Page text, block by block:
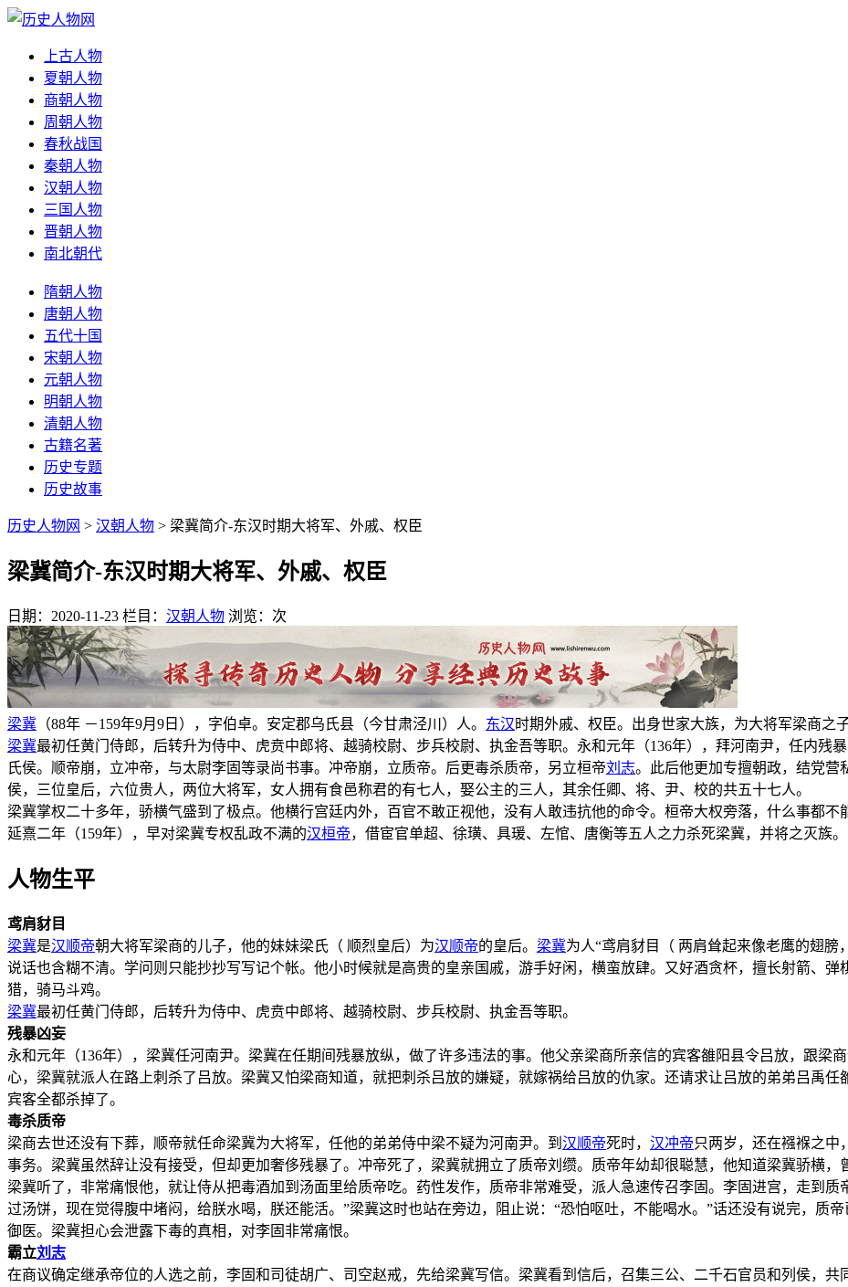
上古人物
夏朝人物
商朝人物
周朝人物
春秋战国
秦朝人物
汉朝人物
三国人物
晋朝人物
南北朝代
隋朝人物
唐朝人物
五代十国
宋朝人物
元朝人物
明朝人物
清朝人物
古籍名著
历史专题
历史故事
历史人物网 > 汉朝人物 > 梁冀简介-东汉时期大将军、外戚、权臣
梁冀简介-东汉时期大将军、外戚、权臣
日期：2020-11-23 栏目： 汉朝人物 浏览： 次
梁冀 （88年 －159年9月9日），字伯卓。安定郡乌氏县（今甘肃泾川）人。 东汉时期外戚、权臣。出身世家大族，为大将军梁商之
梁冀最初任黄门侍郎，后转升为侍中、虎贲中郎将、越骑校尉、步兵校尉、执金吾等职。永和元年（136年），拜河南尹，任内残
氏侯。顺帝崩，立冲帝，与太尉李固等录尚书事。冲帝崩，立质帝。后更毒杀质帝，另立桓帝刘志。此后他更加专擅朝政，结党营
侯，三位皇后，六位贵人，两位大将军，女人拥有食邑称君的有七人，娶公主的三人，其余任卿、将、尹、校的共五十七人。
梁冀掌权二十多年，骄横气盛到了极点。他横行宫廷内外，百官不敢正视他，没有人敢违抗他的命令。桓帝大权旁落，什么事都不
延熹二年（159年），早对梁冀专权乱政不满的汉桓帝，借宦官单超、徐璜、具瑗、左悺、唐衡等五人之力杀死梁冀，并将之灭族。
人物生平
鸢肩豺目
梁冀是汉顺帝朝大将军梁商的儿子，他的妹妹梁氏（ 顺烈皇后）为汉顺帝的皇后。 梁冀为人“鸢肩豺目（ 两肩耸起来像老鹰的翅膀
说话也含糊不清。学问则只能抄抄写写记个帐。他小时候就是高贵的皇亲国戚，游手好闲，横蛮放肆。又好酒贪杯，擅长射箭、
猎，骑马斗鸡。
梁冀最初任黄门侍郎，后转升为侍中、虎贲中郎将、越骑校尉、步兵校尉、执金吾等职。
残暴凶妄
永和元年（136年），梁冀任河南尹。梁冀在任期间残暴放纵，做了许多违法的事。他父亲梁商所亲信的宾客雒阳县令吕放，跟梁
心，梁冀就派人在路上刺杀了吕放。梁冀又怕梁商知道，就把刺杀吕放的嫌疑，就嫁祸给吕放的仇家。还请求让吕放的弟弟吕禹
宾客全都杀掉了。
毒杀质帝
梁商去世还没有下葬，顺帝就任命梁冀为大将军，任他的弟弟侍中梁不疑为河南尹。到 汉顺帝死时， 汉冲帝只两岁，还在襁褓之中
事务。梁冀虽然辞让没有接受，但却更加奢侈残暴了。冲帝死了，梁冀就拥立了质帝刘缵。质帝年幼却很聪慧，他知道梁冀骄横
梁冀听了，非常痛恨他，就让侍从把毒酒加到汤面里给质帝吃。药性发作，质帝非常难受，派人急速传召李固。李固进宫，走到
过汤饼，现在觉得腹中堵闷，给朕水喝，朕还能活。”梁冀这时也站在旁边，阻止说：“恐怕呕吐，不能喝水。”话还没有说完，质
御医。梁冀担心会泄露下毒的真相，对李固非常痛恨。
霸立刘志
在商议确定继承帝位的人选之前，李固和司徒胡广、司空赵戒，先给梁冀写信。梁冀看到信后，召集三公、二千石官员和列侯，